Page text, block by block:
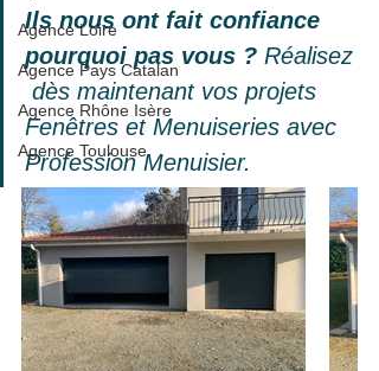
Agence Loire
Agence Pays Catalan
Agence Rhône Isère
Agence Toulouse
Ils nous ont fait confiance
pourquoi pas vous ? Réalisez
dès maintenant vos projets
Fenêtres et Menuiseries avec
Profession Menuisier.